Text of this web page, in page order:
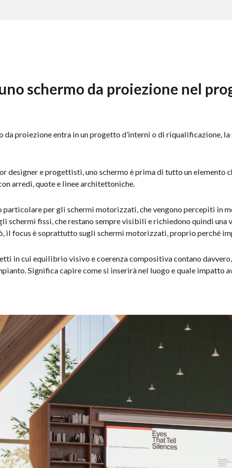
schermo da proiezione nel
da proiezione entra in un progetto d’interni o di riqualificazione,
designer e progettisti, uno schermo è prima di tutto un elemento
arredi, quote e linee architettoniche.
particolare per gli schermi motorizzati, che vengono percepiti in
schermi fissi, che restano sempre visibili e richiedono quindi
il focus è soprattutto sugli schermi motorizzati, proprio perché
in cui equilibrio visivo e coerenza compositiva contano
Significa capire come si inserirà nel luogo e quale impatto